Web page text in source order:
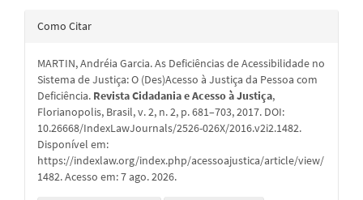
Detalhes
artigo
Como Citar
MARTIN, Andréia Garcia. As Deficiências de Acessibilidade no
Sistema de Justiça: O (Des)Acesso à Justiça da Pessoa com
Deficiência. Revista Cidadania e Acesso à Justiça,
Florianopolis, Brasil, v. 2, n. 2, p. 681–703, 2017. DOI:
10.26668/IndexLawJournals/2526-026X/2016.v2i2.1482.
Disponível em:
https://indexlaw.org/index.php/acessoajustica/article/view/
1482. Acesso em: 7 ago. 2026.